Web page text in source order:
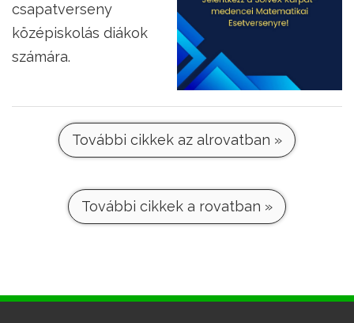
csapatverseny
középiskolás diákok
számára.
További cikkek az alrovatban »
További cikkek a rovatban »